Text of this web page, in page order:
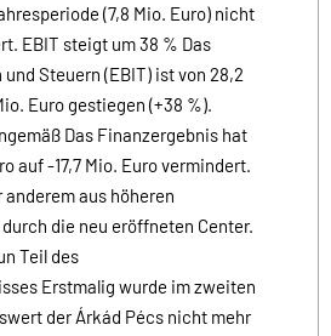
(7,8 Mio. Euro) nicht
EBIT steigt um 38 % Das
Steuern (EBIT) ist von 28,2
Euro gestiegen (+38 %).
Das Finanzergebnis hat
auf -17,7 Mio. Euro vermindert.
aus höheren
die neu eröffneten Center.
Teil des
Erstmalig wurde im zweiten
der Árkád Pécs nicht mehr